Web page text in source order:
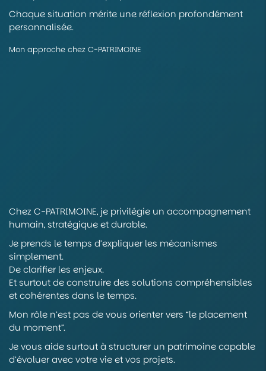
Chaque situation mérite une réflexion profondément
personnalisée.
Mon approche chez C-PATRIMOINE
Chez C-PATRIMOINE, je privilégie un accompagnement
humain, stratégique et durable.
Je prends le temps d’expliquer les mécanismes
simplement.
De clarifier les enjeux.
Et surtout de construire des solutions compréhensibles
et cohérentes dans le temps.
Mon rôle n’est pas de vous orienter vers “le placement
du moment”.
Je vous aide surtout à structurer un patrimoine capable
d’évoluer avec votre vie et vos projets.